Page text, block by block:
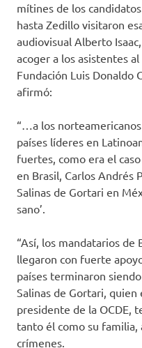
mítines de los
hasta Zedillo visitaron
audiovisual Alberto
acoger a los asistentes
Fundación Luis Donaldo
afirmó:
“…a los
países líderes en
fuertes, como era el
en Brasil, Carlos Andrés
Salinas de Gortari en
sano’.
“Así, los mandatarios de
llegaron con fuerte
países terminaron
Salinas de Gortari, quien
presidente de la OCDE,
tanto él como su familia,
crímenes.